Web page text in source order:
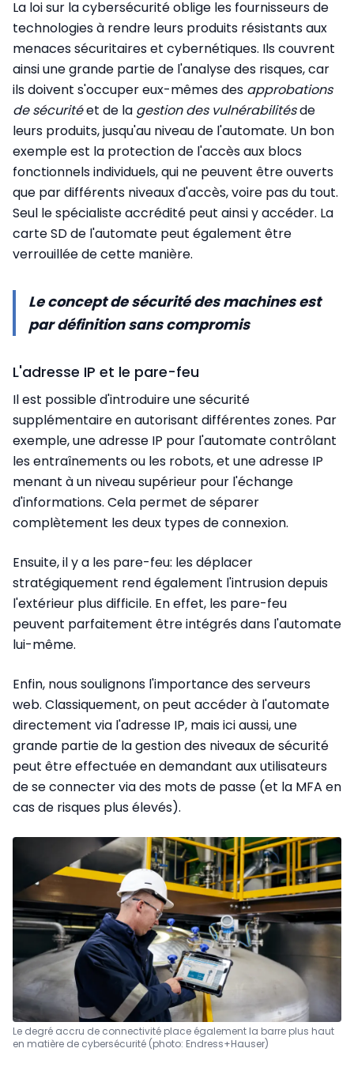
La loi sur la cybersécurité oblige les fournisseurs de
technologies à rendre leurs produits résistants aux
menaces sécuritaires et cybernétiques. Ils couvrent
ainsi une grande partie de l'analyse des risques, car
ils doivent s'occuper eux-mêmes des approbations
de sécuritéet de la gestion des vulnérabilitésde
leurs produits, jusqu'au niveau de l'automate. Un bon
exemple est la protection de l'accès aux blocs
fonctionnels individuels, qui ne peuvent être ouverts
que par différents niveaux d'accès, voire pas du tout.
Seul le spécialiste accrédité peut ainsi y accéder. La
carte SD de l'automate peut également être
verrouillée de cette manière.
Le concept de sécurité des machines est
par définition sans compromis
L'adresse IP et le pare-feu
Il est possible d'introduire une sécurité
supplémentaire en autorisant différentes zones. Par
exemple, une adresse IP pour l'automate contrôlant
les entraînements ou les robots, et une adresse IP
menant à un niveau supérieur pour l'échange
d'informations. Cela permet de séparer
complètement les deux types de connexion.
Ensuite, il y a les pare-feu: les déplacer
stratégiquement rend également l'intrusion depuis
l'extérieur plus difficile. En effet, les pare-feu
peuvent parfaitement être intégrés dans l'automate
lui-même.
Enfin, nous soulignons l'importance des serveurs
web. Classiquement, on peut accéder à l'automate
directement via l'adresse IP, mais ici aussi, une
grande partie de la gestion des niveaux de sécurité
peut être effectuée en demandant aux utilisateurs
de se connecter via des mots de passe (et la MFA en
cas de risques plus élevés).
Le degré accru de connectivité place également la barre plus haut
en matière de cybersécurité (photo: Endress+Hauser)